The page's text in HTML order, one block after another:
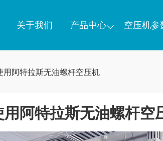
关于我们 产品中心 空压机参
用阿特拉斯无油螺杆空压机
阿特拉斯无油螺杆空